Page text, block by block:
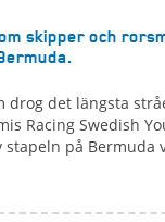
skipper och
drog det längsta
Racing Swedish
stapeln på Bermuda